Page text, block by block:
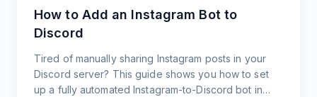
How to Add an Instagram Bot to
Discord
Tired of manually sharing Instagram posts in your
Discord server? This guide shows you how to set
up a fully automated Instagram-to-Discord bot in